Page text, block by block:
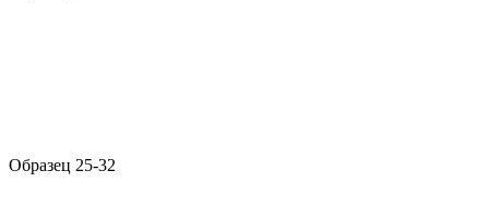
Образец 25-32